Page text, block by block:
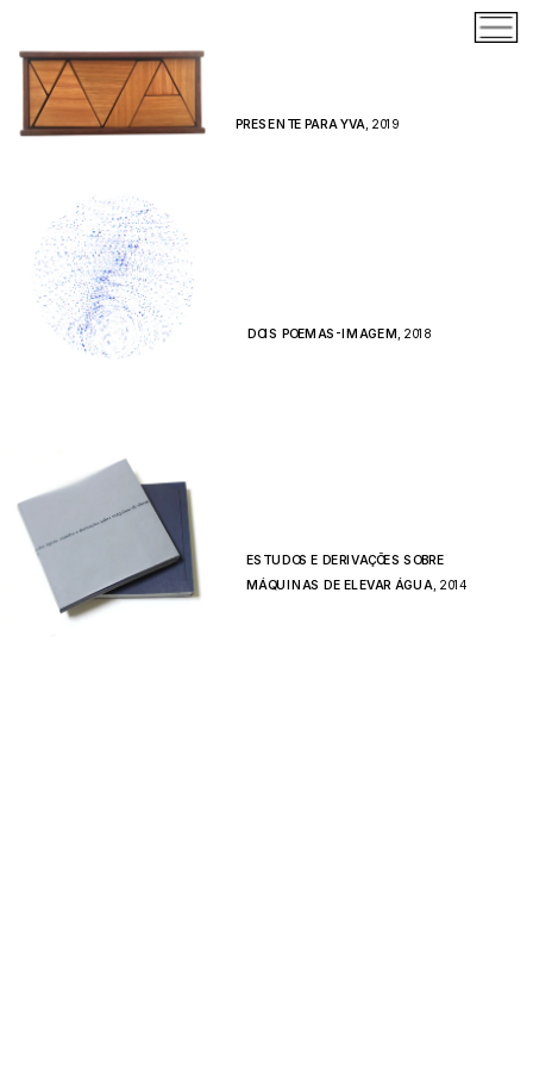
PRESENTE PARA YVA , 2019
DOIS POEMAS-IMAGEM, 2018
ESTUDOS E DERIVAÇÕES SOBRE
MÁQUINAS DE ELEVAR ÁGUA , 2014